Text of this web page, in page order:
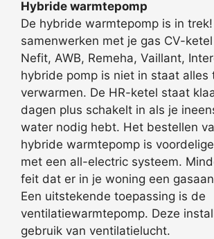
Hybride warmtepomp
De hybride warmtepomp is in
samenwerken met je gas CV-
Nefit, AWB, Remeha, Vaillant,
hybride pomp is niet in staat alles
verwarmen. De HR-ketel staat
dagen plus schakelt in als je
water nodig hebt. Het bestellen
hybride warmtepomp is
met een all-electric systeem.
feit dat er in je woning een
Een uitstekende toepassing is de
ventilatiewarmtepomp. Deze
gebruik van ventilatielucht.